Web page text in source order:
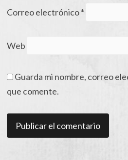
Correo electrónico*
Web
Guarda mi nombre, correo
que comente.